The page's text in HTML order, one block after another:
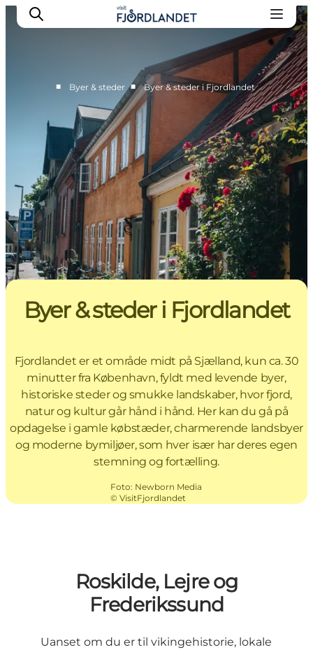
Byer & steder
Det sker
Guides & inspiration
Overnatning
Oplevelser
■ Byer & steder ■ Byer & steder i Fjordlandet
Byer & steder i Fjordlandet
Fjordlandet er et område midt på Sjælland, kun ca. 30
minutter fra København, fyldt med levende byer,
historiske steder og smukke landskaber, hvor fjord,
natur og kultur går hånd i hånd. Her kan du gå på
opdagelse i gamle købstæder, charmerende landsbyer
og moderne bymiljøer, som hver især har deres egen
stemning og fortælling.
Foto: Newborn Media
©VisitFjordlandet
Roskilde, Lejre og
Frederikssund
Uanset om du er til vikingehistorie, lokale